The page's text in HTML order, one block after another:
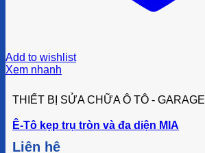
Add to wishlist
Xem nhanh
THIẾT BỊ SỬA CHỮA Ô TÔ - GARAGE
Ê-Tô kẹp trụ tròn và đa diện MIA
Liên hệ